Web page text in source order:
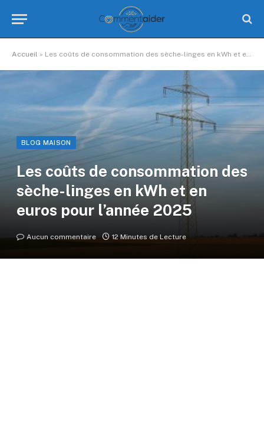
Accueil » Les coûts de consommation des sèche-linges en kWh et en euros pour l’année 2025
BLOG MAISON
Les coûts de consommation des
sèche-linges en kWh et en
euros pour l’année 2025
Aucun commentaire 12 Minutes de Lecture